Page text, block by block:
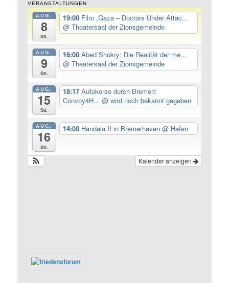
VERANSTALTUNGEN
AUG.
8
Sa.
19:00 Film „Gaza – Doctors Under Attac...
@ Theatersaal der Zionsgemeinde
AUG.
9
So.
16:00 Abed Shokry: Die Realität der me...
@ Theatersaal der Zionsgemeinde
AUG.
15
Sa.
18:17 Autokorso durch Bremen:
Convoy4H... @ wird noch bekannt gegeben
AUG.
16
So.
14:00 Handala II in Bremerhaven @ Hafen
Kalender anzeigen